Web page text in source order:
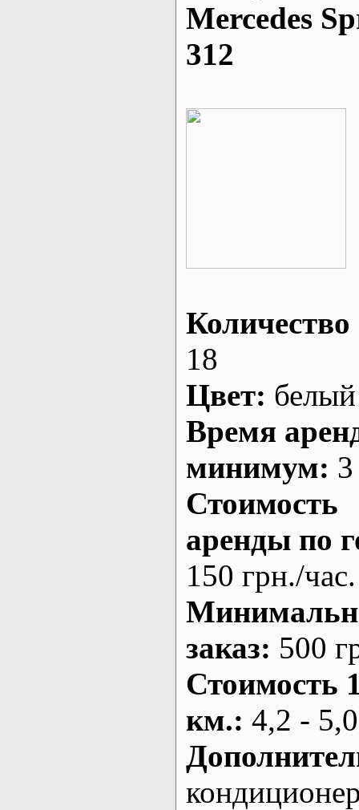
Mеrcedes
312
Количество
18
Цвет: белый
Время
минимум:
Стоимость
аренды по
150 грн./час.
заказ: 500
Стоимость
км.: 4,2 -